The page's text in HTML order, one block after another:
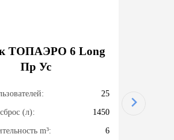
TOПАЭРО 6 Long
Пр Ус
25
(л): 1450
m³: 6